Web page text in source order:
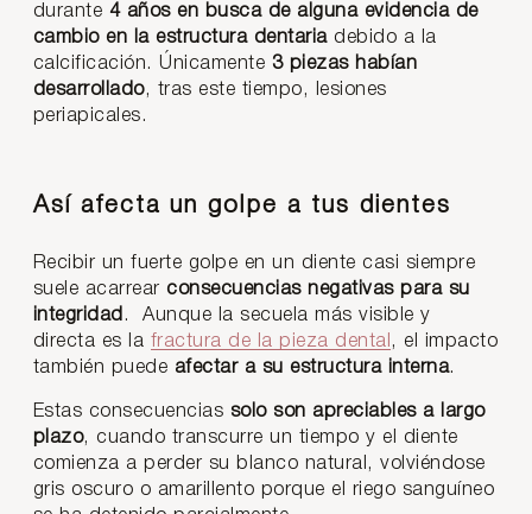
durante 4 años en busca de alguna evidencia de
cambio en la estructura dentariadebido a la
calcificación. Únicamente 3 piezas habían
desarrollado, tras este tiempo, lesiones
periapicales.
Así afecta un golpe a tus dientes
Recibir un fuerte golpe en un diente casi siempre
suele acarrear consecuencias negativas para su
integridad . Aunque la secuela más visible y
directa es la fractura de la pieza dental , el impacto
también puede afectar a su estructura interna.
Estas consecuencias solo son apreciables a largo
plazo, cuando transcurre un tiempo y el diente
comienza a perder su blanco natural, volviéndose
gris oscuro o amarillento porque el riego sanguíneo